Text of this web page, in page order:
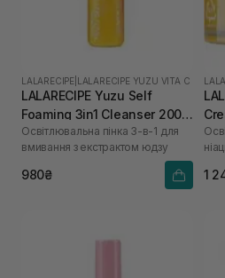
LALARECIPE LALARECIPE YUZU VITA C
LALARECIPE Yuzu Self
Foaming 3in1 Cleanser 200
мл
Освітлювальна пінка 3-в-1 для
вмивання з екстрактом юдзу
980₴ 1